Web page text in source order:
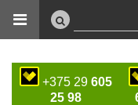
+375 29 605
25 98